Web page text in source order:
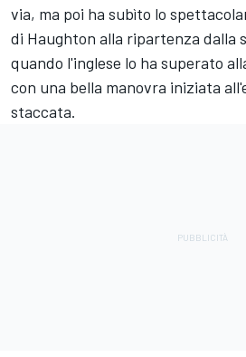
via, ma poi ha subìto lo
di Haughton alla ripartenza dalla
quando l'inglese lo ha superato
con una bella manovra iniziata
staccata.